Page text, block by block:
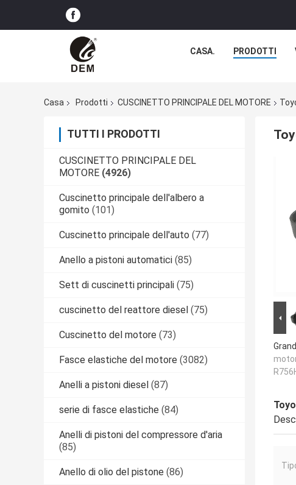
CASA. PRODOTTI
Casa Prodotti CUSCINETTO PRINCIPALE DEL MOTORE
TUTTI I PRODOTTI
CUSCINETTO PRINCIPALE DEL
MOTORE (4926)
Cuscinetto principale dell'albero a
gomito (101)
Cuscinetto principale dell'auto (77)
Anello a pistoni automatici (85)
Sett di cuscinetti principali (75)
cuscinetto del reattore diesel (75)
Cuscinetto del motore (73)
Fasce elastiche del motore (3082)
Anelli a pistoni diesel (87)
serie di fasce elastiche (84)
Anelli di pistoni del compressore d'aria
(85)
Anello di olio del pistone (86)